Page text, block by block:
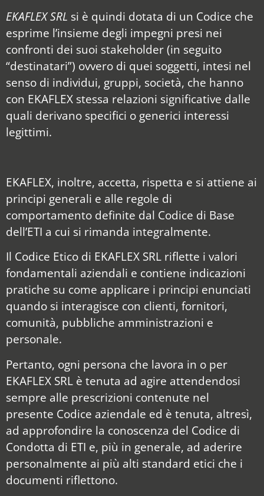
EKAFLEX SRL si è quindi dotata di un Codice che
esprime l’insieme degli impegni presi nei
confronti dei suoi stakeholder (in seguito
“destinatari”) ovvero di quei soggetti, intesi nel
senso di individui, gruppi, società, che hanno
con EKAFLEX stessa relazioni significative dalle
quali derivano specifici o generici interessi
legittimi.
EKAFLEX, inoltre, accetta, rispetta e si attiene ai
principi generali e alle regole di
comportamento definite dal Codice di Base
dell’ETI a cui si rimanda integralmente.
Il Codice Etico di EKAFLEX SRL riflette i valori
fondamentali aziendali e contiene indicazioni
pratiche su come applicare i principi enunciati
quando si interagisce con clienti, fornitori,
comunità, pubbliche amministrazioni e
personale.
Pertanto, ogni persona che lavora in o per
EKAFLEX SRL è tenuta ad agire attendendosi
sempre alle prescrizioni contenute nel
presente Codice aziendale ed è tenuta, altresì,
ad approfondire la conoscenza del Codice di
Condotta di ETI e, più in generale, ad aderire
personalmente ai più alti standard etici che i
documenti riflettono.